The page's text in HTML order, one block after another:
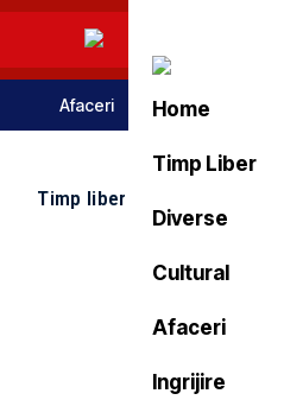
Home
Timp Liber
Diverse
Cultural
Afaceri
Ingrijire
Afaceri Stil De Viata
Timp liber